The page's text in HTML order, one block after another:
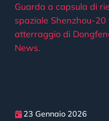
Guarda a capsula di
spaziale Shenzhou-
atterraggio di
News.
23 Gennaio 2026